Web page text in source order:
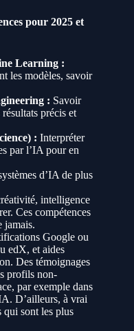
pour 2025 et
Learning :
les modèles, savoir
: Savoir
précis et
: Interpréter
par l’IA pour en
d’IA de plus
intelligence
Ces compétences
jamais.
Google ou
edX, et aides
Des témoignages
profils non-
par exemple dans
D’ailleurs, à vrai
qui sont les plus